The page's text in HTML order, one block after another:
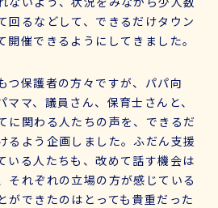
回るなどして、できるだけタウン
開催できるようにしてきました。
つ保護者の方々ですが、パパ向
マ、議員さん、保育士さんと、
に関わる人たちの声を、できるだ
るよう企画しました。ふだん支援
いる人たちも、改めて話す機会は
それぞれの立場の方が感じている
ができたのはとっても貴重だった